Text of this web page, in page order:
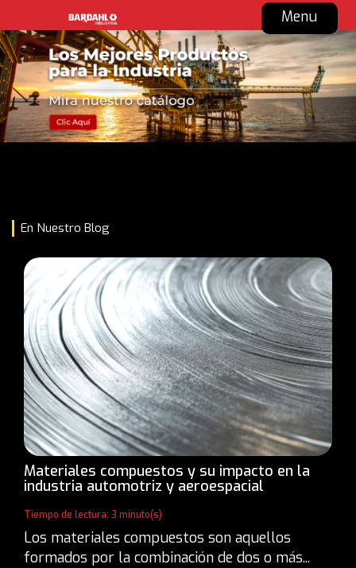
Menu
En Nuestro Blog
Materiales compuestos y su impacto en la
industria automotriz y aeroespacial
Tiempo de lectura: 3 minuto(s)
Los materiales compuestos son aquellos
formados por la combinación de dos o más...